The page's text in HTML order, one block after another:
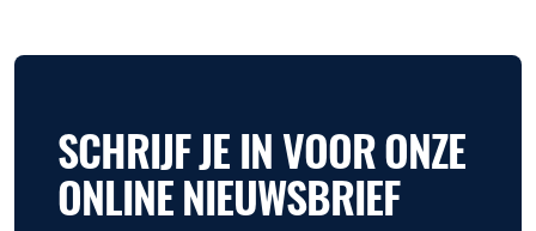
SCHRIJF JE IN VOOR ONZE
ONLINE NIEUWSBRIEF